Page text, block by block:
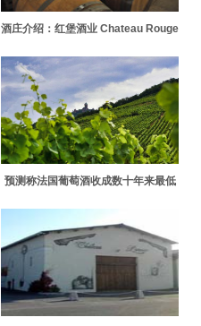
酒庄介绍：红堡酒业 Chateau Rouge
预测称法国葡萄酒收成数十年来最低